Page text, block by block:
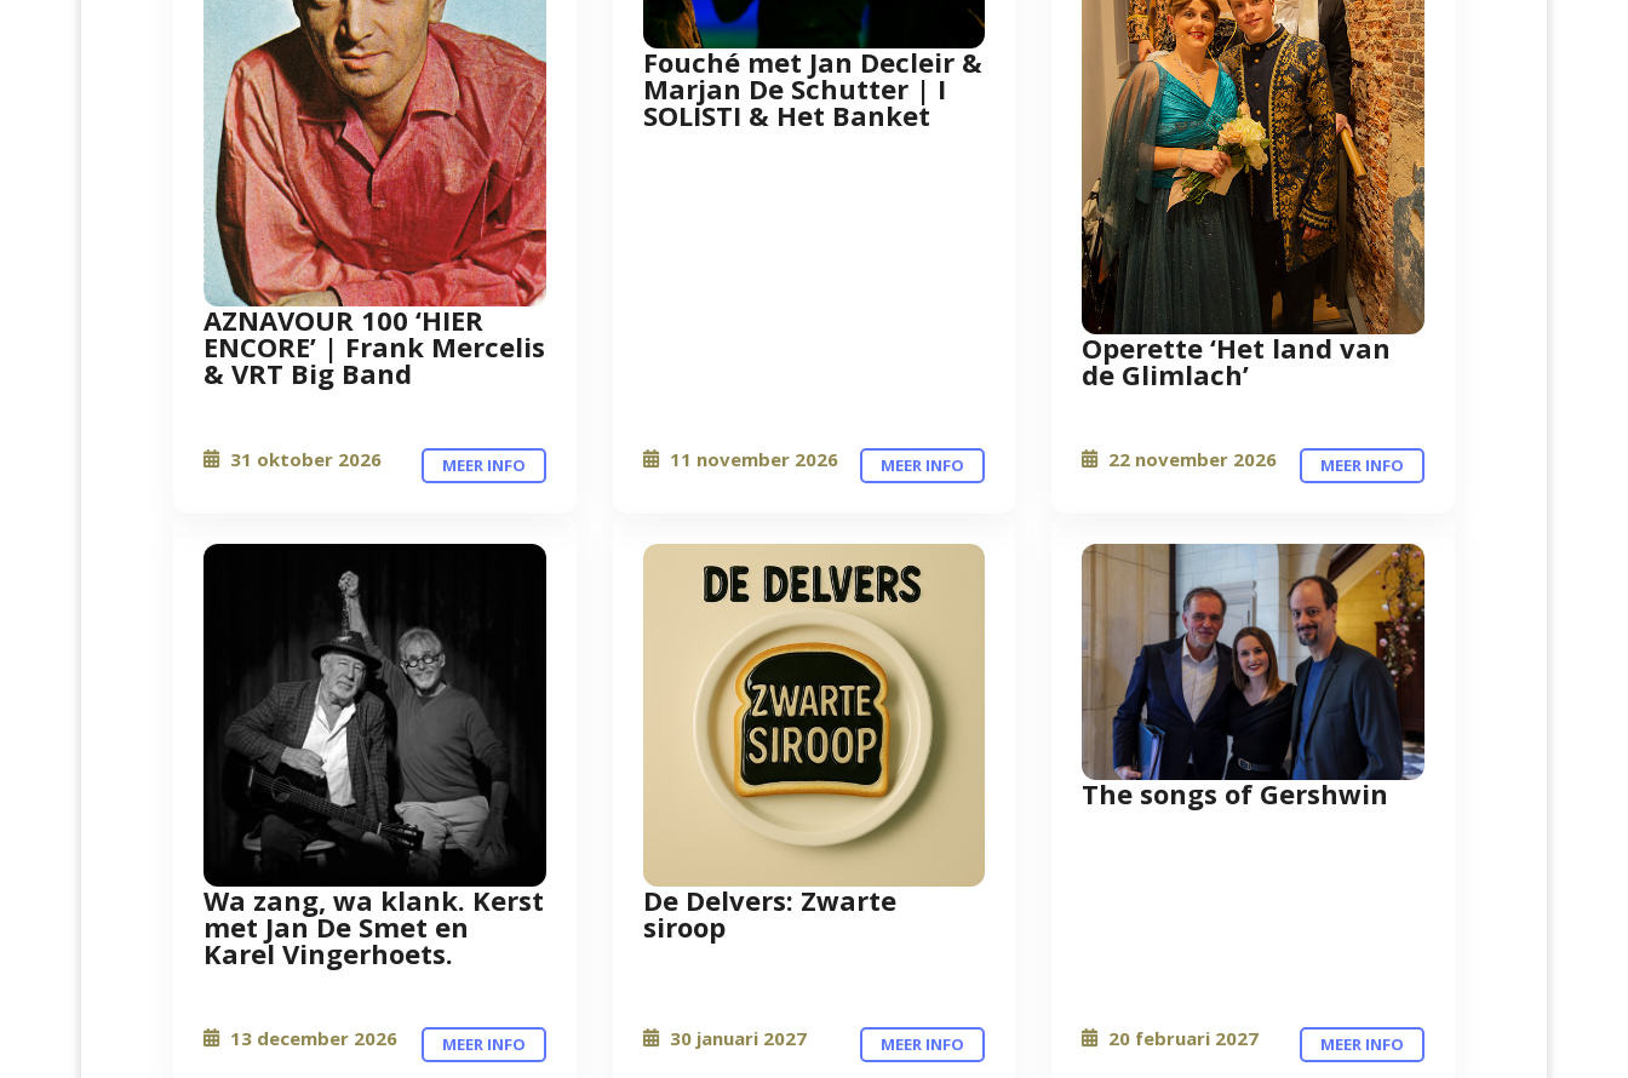
AZNAVOUR 100 ‘HIER
ENCORE’ | Frank Mercelis
& VRT Big Band
31 oktober 2026 MEER INFO
Fouché met Jan Decleir &
Marjan De Schutter | I
SOLISTI & Het Banket
11 november 2026 MEER INFO
Operette ‘Het land van
de Glimlach’
22 november 2026 MEER INFO
Wa zang, wa klank. Kerst
met Jan De Smet en
Karel Vingerhoets.
13 december 2026 MEER INFO
De Delvers: Zwarte
siroop
30 januari 2027 MEER INFO
The songs of Gershwin
20 februari 2027 MEER INFO